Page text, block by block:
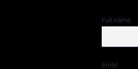
Full name
Email